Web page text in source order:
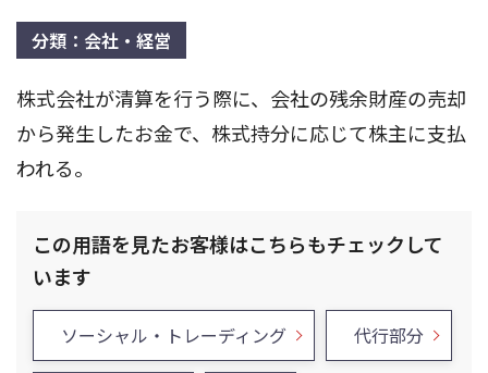
分類：会社・経営
株式会社が清算を行う際に、会社の残余財産の売却
から発生したお金で、株式持分に応じて株主に支払
われる。
この用語を見たお客様はこちらもチェックして
います
ソーシャル・トレーディング 代行部分